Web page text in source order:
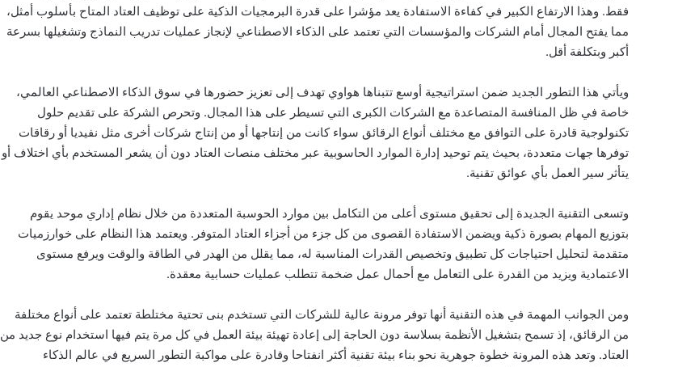
فقط. وهذا الارتفاع الكبير في كفاءة الاستفادة يعد مؤشرا على قدرة البرمجيات الذكية على توظيف العتاد المتاح بأسلوب أمثل،
مما يفتح المجال أمام الشركات والمؤسسات التي تعتمد على الذكاء الاصطناعي لإنجاز عمليات تدريب النماذج وتشغيلها بسرعة
أكبر وبتكلفة أقل.
ويأتي هذا التطور الجديد ضمن استراتيجية أوسع تتبناها هواوي تهدف إلى تعزيز حضورها في سوق الذكاء الاصطناعي العالمي،
خاصة في ظل المنافسة المتصاعدة مع الشركات الكبرى التي تسيطر على هذا المجال. وتحرص الشركة على تقديم حلول
تكنولوجية قادرة على التوافق مع مختلف أنواع الرقائق سواء كانت من إنتاجها أو من إنتاج شركات أخرى مثل نفيديا أو رقاقات
توفرها جهات متعددة، بحيث يتم توحيد إدارة الموارد الحاسوبية عبر مختلف منصات العتاد دون أن يشعر المستخدم بأي اختلاف أو
يتأثر سير العمل بأي عوائق تقنية.
وتسعى التقنية الجديدة إلى تحقيق مستوى أعلى من التكامل بين موارد الحوسبة المتعددة من خلال نظام إداري موحد يقوم
بتوزيع المهام بصورة ذكية ويضمن الاستفادة القصوى من كل جزء من أجزاء العتاد المتوفر. ويعتمد هذا النظام على خوارزميات
متقدمة لتحليل احتياجات كل تطبيق وتخصيص القدرات المناسبة له، مما يقلل من الهدر في الطاقة والوقت ويرفع مستوى
الاعتمادية ويزيد من القدرة على التعامل مع أحمال عمل ضخمة تتطلب عمليات حسابية معقدة.
ومن الجوانب المهمة في هذه التقنية أنها توفر مرونة عالية للشركات التي تستخدم بنى تحتية مختلطة تعتمد على أنواع مختلفة
من الرقائق، إذ تسمح بتشغيل الأنظمة بسلاسة دون الحاجة إلى إعادة تهيئة بيئة العمل في كل مرة يتم فيها استخدام نوع جديد من
العتاد. وتعد هذه المرونة خطوة جوهرية نحو بناء بيئة تقنية أكثر انفتاحا وقادرة على مواكبة التطور السريع في عالم الذكاء